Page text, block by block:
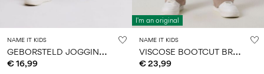
NAME IT KIDS
G
EBORSTELD JOGGINGBROEK
€ 16,99
I'm an original
NAME IT KIDS
V
ISCOSE BOOTCUT BROEK
€ 23,99